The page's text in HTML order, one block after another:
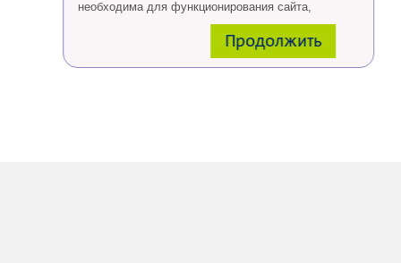
необходима для функционирования сайта,
проведения ретаргетинга, а также статистических
Eсли Вы согласны, продолжайте пользоваться
сайтом, если Вы не хотите, чтобы Ваши данные
Продолжить